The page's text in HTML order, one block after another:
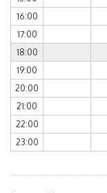
16:00
17:00
18:00
19:00
20:00
21:00
22:00
23:00